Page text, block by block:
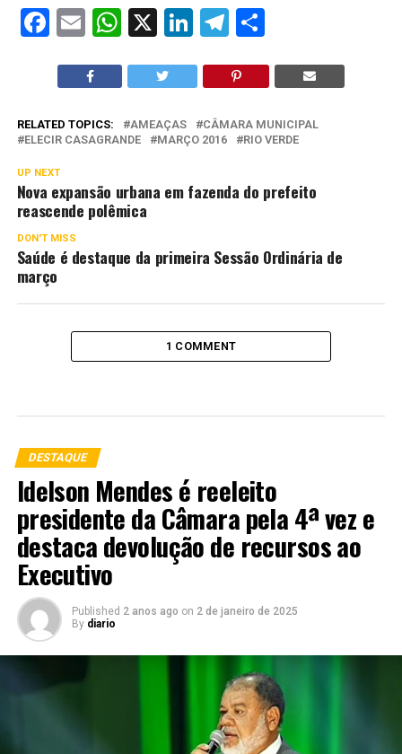
Facebook
EmailWhatsApp
X LinkedIn
Telegram
Share
RELATED TOPICS: AMEAÇAS
CÂMARA MUNICIPAL
ELECIR CASAGRANDE
MARÇO 2016 RIO VERDE
UP NEXT
Nova expansão urbana em fazenda do prefeito
reascende polêmica
DON'T MISS
Saúde é destaque da primeira Sessão Ordinária de
março
1 COMMENT
DESTAQUE
Idelson Mendes é reeleito
presidente da Câmara pela 4ª vez e
destaca devolução de recursos ao
Executivo
Published 2 anos ago on 2 de janeiro de 2025
By diario